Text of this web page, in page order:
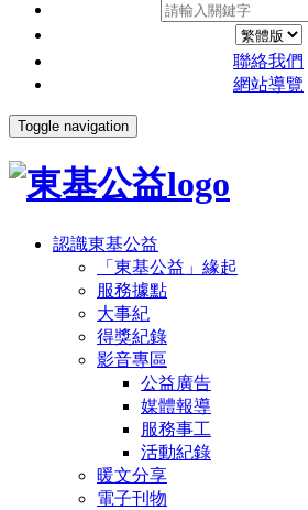
聯絡我們
網站導覽
Toggle navigation
認識東基公益
「東基公益」緣起
服務據點
大事紀
得獎紀錄
影音專區
公益廣告
媒體報導
服務事工
活動紀錄
暖文分享
電子刊物